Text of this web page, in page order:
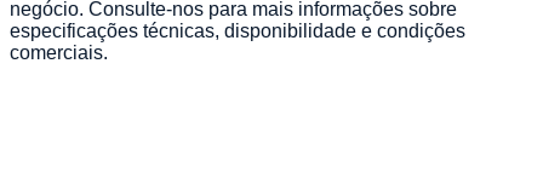
negócio. Consulte-nos para mais informações sobre
especificações técnicas, disponibilidade e condições
comerciais.